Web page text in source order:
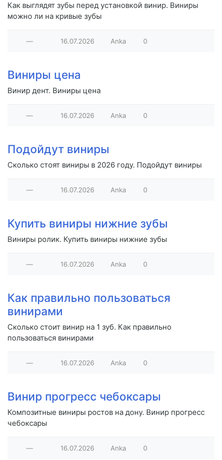
Как выглядят зубы перед установкой винир. Виниры
можно ли на кривые зубы
— 16.07.2026 Anka 0
Виниры цена
Винир дент. Виниры цена
— 16.07.2026 Anka 0
Подойдут виниры
Сколько стоят виниры в 2026 году. Подойдут виниры
— 16.07.2026 Anka 0
Купить виниры нижние зубы
Виниры ролик. Купить виниры нижние зубы
— 16.07.2026 Anka 0
Как правильно пользоваться
винирами
Сколько стоит винир на 1 зуб. Как правильно
пользоваться винирами
— 16.07.2026 Anka 0
Винир прогресс чебоксары
Композитные виниры ростов на дону. Винир прогресс
чебоксары
— 16.07.2026 Anka 0